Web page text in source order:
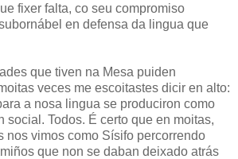
fixer falta, co seu compromiso
en defensa da lingua que
que tiven na Mesa puiden
veces me escoitastes dicir en alto:
a nosa lingua se produciron como
social. Todos. É certo que en moitas,
nos vimos como Sísifo percorrendo
que non se daban deixado atrás